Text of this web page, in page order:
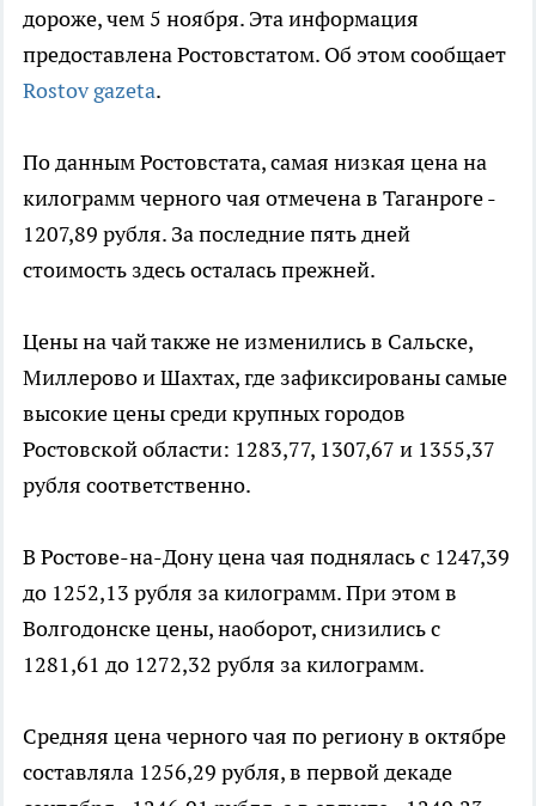
дороже, чем 5 ноября. Эта информация
предоставлена Ростовстатом. Об этом сообщает
Rostov gazeta.
По данным Ростовстата, самая низкая цена на
килограмм черного чая отмечена в Таганроге -
1207,89 рубля. За последние пять дней
стоимость здесь осталась прежней.
Цены на чай также не изменились в Сальске,
Миллерово и Шахтах, где зафиксированы самые
высокие цены среди крупных городов
Ростовской области: 1283,77, 1307,67 и 1355,37
рубля соответственно.
В Ростове-на-Дону цена чая поднялась с 1247,39
до 1252,13 рубля за килограмм. При этом в
Волгодонске цены, наоборот, снизились с
1281,61 до 1272,32 рубля за килограмм.
Средняя цена черного чая по региону в октябре
составляла 1256,29 рубля, в первой декаде